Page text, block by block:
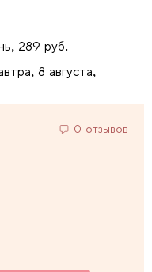
289 руб.
8 августа,
0 отзывов